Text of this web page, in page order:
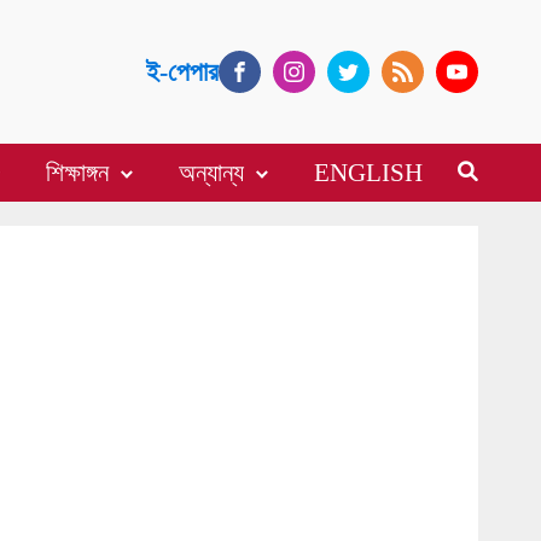
ই-পেপার
শিক্ষাঙ্গন অন্যান্য ENGLISH